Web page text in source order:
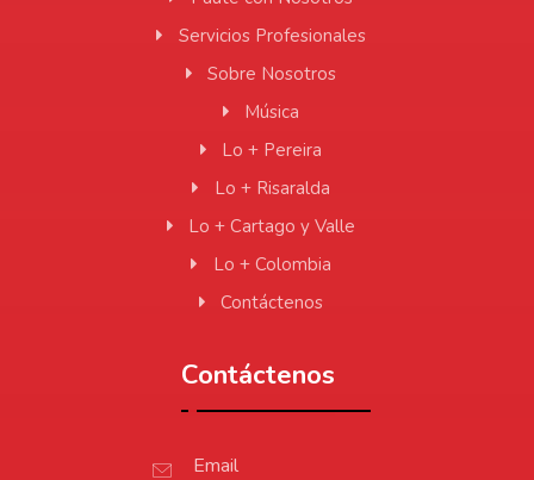
Servicios Profesionales
Sobre Nosotros
Música
Lo + Pereira
Lo + Risaralda
Lo + Cartago y Valle
Lo + Colombia
Contáctenos
Contáctenos
Email